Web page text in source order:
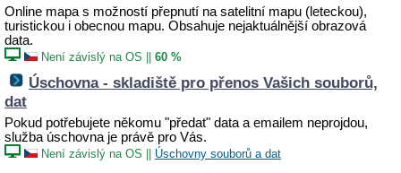
Online mapa s možností přepnutí na satelitní mapu (leteckou),
turistickou i obecnou mapu. Obsahuje nejaktuálnější obrazová
data.
Není závislý na OS 60 %
Úschovna - skladiště pro přenos Vašich souborů,
dat
Pokud potřebujete někomu "předat" data a emailem neprojdou,
služba úschovna je právě pro Vás.
Není závislý na OS Úschovny souborů a dat